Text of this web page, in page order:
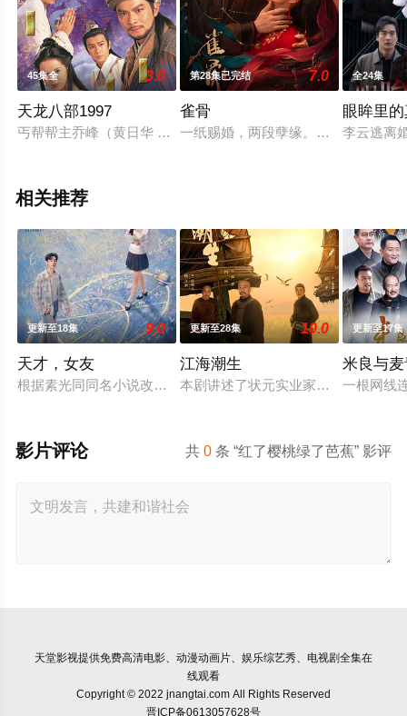
45集全 3.0
天龙八部1997
丐帮帮主乔峰（黄日华 饰）英雄盖世、义薄云天，与燕王后裔
第28集已完结 7.0
雀骨
一纸赐婚，两段孽缘。心狠手辣的铁
全24集
眼眸里
李云逃离
相关推荐
更新至18集 9.0
天才，女友
根据素光同同名小说改编。江逾白长大以后，林知夏忽然对他
更新至28集 10.0
江海潮生
本剧讲述了状元实业家张謇创办大生
更新至17集
米良与
一根网线
共0 条 “红了樱桃绿了芭蕉” 影评
影片评论
天堂影视提供免费高清电影、动漫动画片、娱乐综艺秀、电视剧全集在
线观看
Copyright © 2022 jnangtai.com All Rights Reserved
晋ICP备0613057628号